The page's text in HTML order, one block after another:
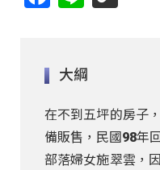
大綱
在不到五坪的房子
備販售，民國98年
部落婦女施翠雲，